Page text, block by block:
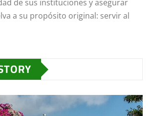
de sus instituciones y asegurar
a su propósito original: servir al